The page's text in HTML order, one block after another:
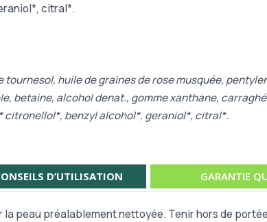
citral*.
huile de graines de rose musquée,
alcohol denat., gomme xanthane,
citronellol*, benzyl alcohol*, geraniol*, citral*.
D’UTILISATION GARANTIE
peau préalablement nettoyée. Tenir hors de